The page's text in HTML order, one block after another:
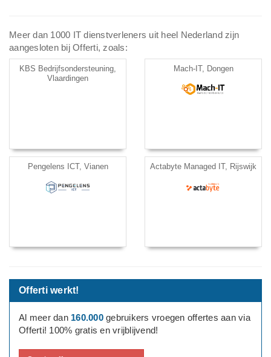
Meer dan 1000 IT dienstverleners uit heel Nederland zijn
aangesloten bij Offerti, zoals:
KBS Bedrijfsondersteuning,
Vlaardingen
Mach-IT, Dongen
Pengelens ICT, Vianen Actabyte Managed IT, Rijswijk
Offerti werkt!
Al meer dan 160.000gebruikers vroegen offertes aan via
Offerti! 100% gratis en vrijblijvend!